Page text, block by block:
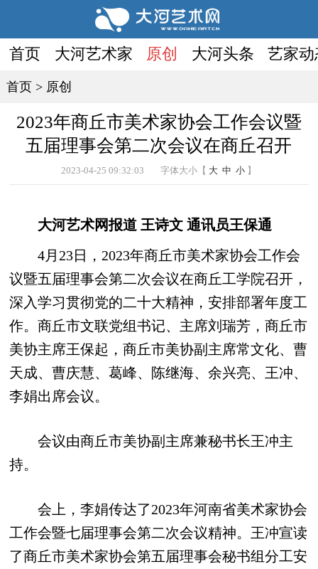
首页 大河艺术家 原创 大河头条 艺家动
首页> 原创
2023年商丘市美术家协会工作会议暨
五届理事会第二次会议在商丘召开
2023-04-25 09:32:03 字体大小【 大 中 小 】
大河艺术网报道 王诗文 通讯员王保通
4月23日，2023年商丘市美术家协会工作会
议暨五届理事会第二次会议在商丘工学院召开，
深入学习贯彻党的二十大精神，安排部署年度工
作。商丘市文联党组书记、主席刘瑞芳，商丘市
美协主席王保起，商丘市美协副主席常文化、曹
天成、曹庆慧、葛峰、陈继海、余兴亮、王冲、
李娟出席会议。
会议由商丘市美协副主席兼秘书长王冲主
持。
会上，李娟传达了2023年河南省美术家协会
工作会暨七届理事会第二次会议精神。王冲宣读
了商丘市美术家协会第五届理事会秘书组分工安